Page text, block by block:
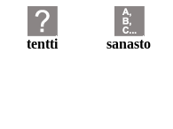
tentti
sanasto